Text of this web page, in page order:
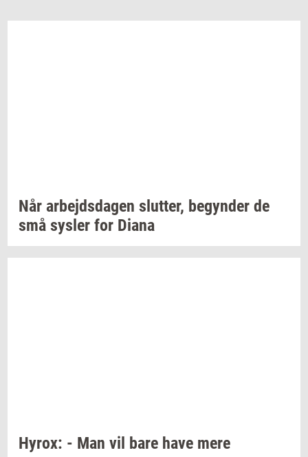
Når ar­bejds­da­gen slut­ter, be­gyn­der de
små sy­s­ler for Diana
Hyrox: - Man vil bare have mere